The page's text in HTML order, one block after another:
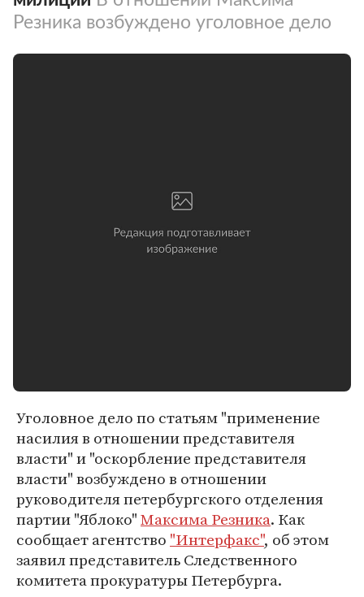
Резника возбуждено уголовное дело
Уголовное дело по статьям "применение
насилия в отношении представителя
власти" и "оскорбление представителя
власти" возбуждено в отношении
руководителя петербургского отделения
партии "Яблоко"Максима Резника. Как
сообщает агентство "Интерфакс", об этом
заявил представитель Следственного
комитета прокуратуры Петербурга.